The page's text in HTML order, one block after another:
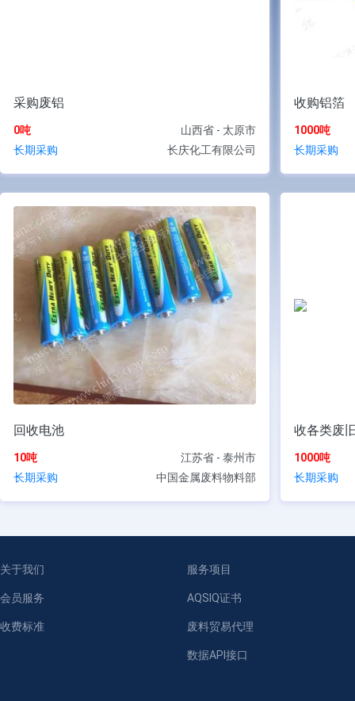
采购废铝
0吨
山西省 - 太原市
长期采购
长庆化工有限公司
收购铝箔
1000吨
长期采购
回收电池
10吨
江苏省 - 泰州市
长期采购
中国金属废料物料部
收各类废
1000吨
长期采购
关于我们
会员服务
收费标准
服务项目
AQSIQ证书
废料贸易代理
数据API接口